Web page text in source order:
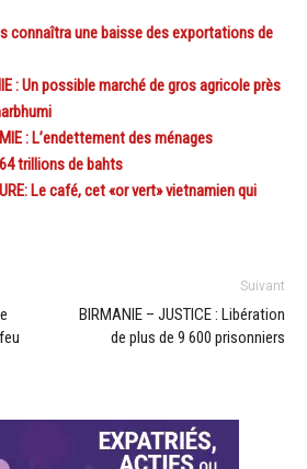
connaîtra une baisse des exportations de
: Un possible marché de gros agricole près
: L’endettement des ménages
trillions de bahts
Le café, cet «or vert» vietnamien qui
Suivant
BIRMANIE – JUSTICE : Libération
de plus de 9 600 prisonniers